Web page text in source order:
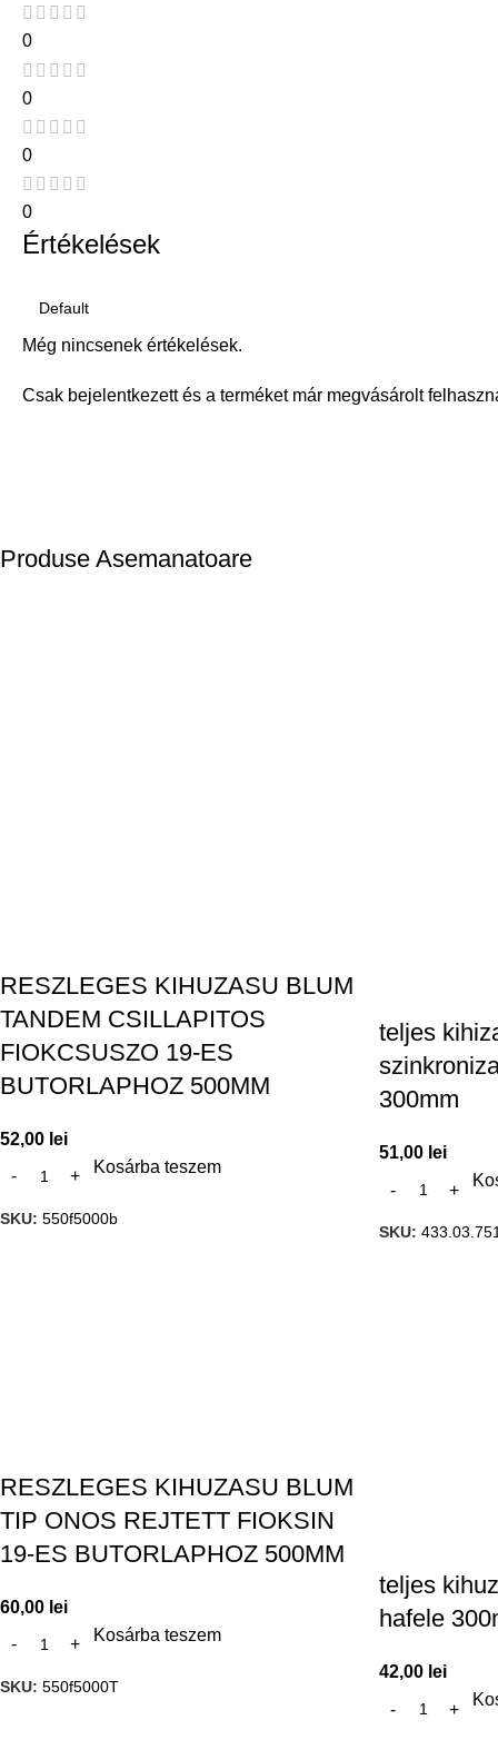
0
0
0
0
Értékelések
Még nincsenek értékelések.
Csak bejelentkezett és a terméket már megvásárolt
Produse Asemanatoare
RESZLEGES KIHUZASU BLUM
TANDEM CSILLAPITOS
FIOKCSUSZO 19-ES
BUTORLAPHOZ 500MM
52,00 lei
Kosárba teszem
SKU: 550f5000b
teljes
300mm
51,00 lei
SKU: 433.03.751
RESZLEGES KIHUZASU BLUM
TIP ONOS REJTETT FIOKSIN
19-ES BUTORLAPHOZ 500MM
60,00 lei
Kosárba teszem
SKU: 550f5000T
teljes
hafele
42,00 lei